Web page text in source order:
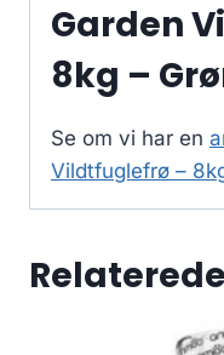
Garden
8kg –
Se om vi har en
Vildtfuglefrø –